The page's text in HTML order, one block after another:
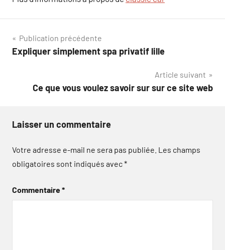
Navigation
de
Publication précédente
Expliquer simplement spa privatif lille
Article suivant
Ce que vous voulez savoir sur sur ce site web
Laisser un commentaire
Votre adresse e-mail ne sera pas publiée. Les champs
obligatoires sont indiqués avec*
Commentaire*